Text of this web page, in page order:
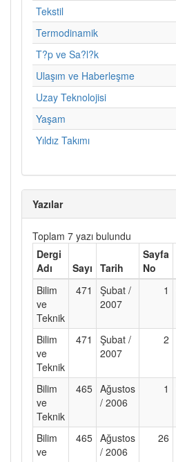
Tekstil
Termodinamik
T?p ve Sa?l?k
Ulaşım ve Haberleşme
Uzay Teknolojisi
Yaşam
Yıldız Takımı
Yazılar
Toplam 7 yazı bulundu
Dergi
Adı
Sayı Tarih
Sayfa
No
Bilim
ve
Teknik
471
Şubat /
2007
1
Bilim
ve
Teknik
471
Şubat /
2007
2
Bilim
ve
Teknik
465 Ağustos
/ 2006
1
Bilim
ve
465 Ağustos
/ 2006
26